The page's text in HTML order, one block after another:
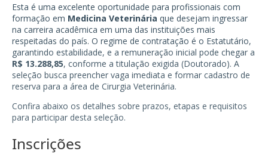
Esta é uma excelente oportunidade para profissionais com
formação em Medicina Veterinária que desejam ingressar
na carreira acadêmica em uma das instituições mais
respeitadas do país. O regime de contratação é o Estatutário,
garantindo estabilidade, e a remuneração inicial pode chegar a
R$ 13.288,85, conforme a titulação exigida (Doutorado). A
seleção busca preencher vaga imediata e formar cadastro de
reserva para a área de Cirurgia Veterinária.
Confira abaixo os detalhes sobre prazos, etapas e requisitos
para participar desta seleção.
Inscrições